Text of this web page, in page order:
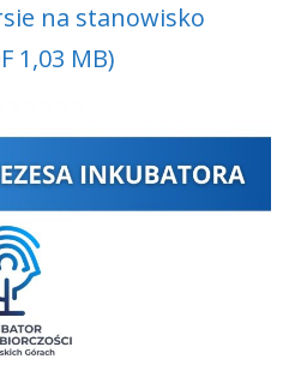
na stanowisko
1,03 MB)